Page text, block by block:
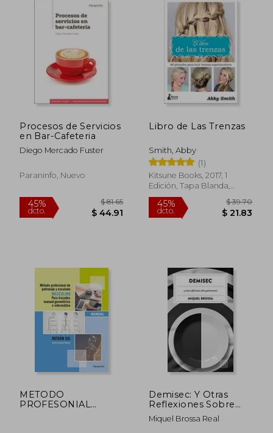
45%
dcto.
Procesos de Servicios
en Bar-Cafeteria
Diego Mercado Fuster
Paraninfo, Nuevo
Libro de Las Trenzas
Smith, Abby
(1)
Kitsune Books, 2017, 1
Edición, Tapa Blanda,
Nuevo
dcto.
METODO
PROFESONIAL
Demisec: Y Otras
Reflexiones Sobre
Gastronomía
(Ensayo)
Miquel Brossa Real